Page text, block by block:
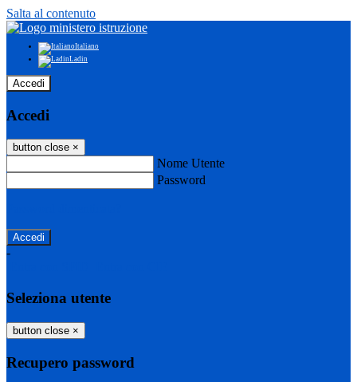
Salta al contenuto
Italiano
Ladin
Accedi
Accedi
button close ×
Nome Utente
Password
-
Seleziona utente
button close ×
Recupero password